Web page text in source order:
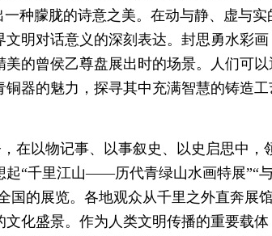
种朦胧的诗意之美。在动与静、虚与
明对话意义的深刻表达。封思勇水彩画
的曾侯乙尊盘展出时的场景。人们可
器的魅力，探寻其中充满智慧的铸造
在以物记事、以事叙史、以史启思中，
起“千里江山——历代青绿山水画特展
国的展览。各地观众从千里之外直奔展
化盛景。作为人类文明传播的重要载